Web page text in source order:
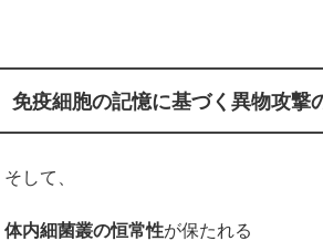
免疫細胞の記憶に基づく異物攻撃
そして、
体内細菌叢の恒常性が保たれる